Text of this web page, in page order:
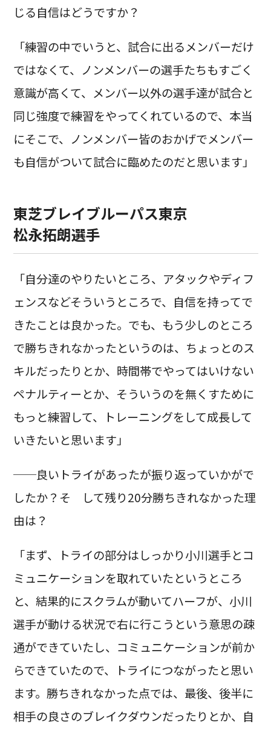
じる自信はどうですか？
「練習の中でいうと、試合に出るメンバーだけ
ではなくて、ノンメンバーの選手たちもすごく
意識が高くて、メンバー以外の選手達が試合と
同じ強度で練習をやってくれているので、本当
にそこで、ノンメンバー皆のおかげでメンバー
も自信がついて試合に臨めたのだと思います」
東芝ブレイブルーパス東京
松永拓朗選手
「自分達のやりたいところ、アタックやディフ
ェンスなどそういうところで、自信を持ってで
きたことは良かった。でも、もう少しのところ
で勝ちきれなかったというのは、ちょっとのス
キルだったりとか、時間帯でやってはいけない
ペナルティーとか、そういうのを無くすために
もっと練習して、トレーニングをして成長して
いきたいと思います」
──良いトライがあったが振り返っていかがで
したか？そ して残り20分勝ちきれなかった理
由は？
「まず、トライの部分はしっかり小川選手とコ
ミュニケーションを取れていたというところ
と、結果的にスクラムが動いてハーフが、小川
選手が動ける状況で右に行こうという意思の疎
通ができていたし、コミュニケーションが前か
らできていたので、トライにつながったと思い
ます。勝ちきれなかった点では、最後、後半に
相手の良さのブレイクダウンだったりとか、自